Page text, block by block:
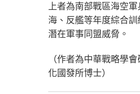
上者為南部戰區海空
海、反艦等年度綜合
潛在軍事同盟威脅。
（作者為中華戰略學
化國發所博士）